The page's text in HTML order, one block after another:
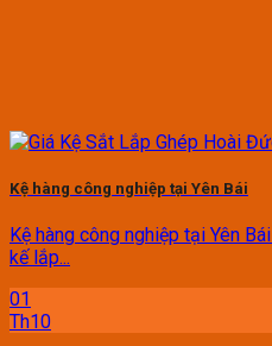
Kệ hàng công nghiệp tại Yên Bái
Kệ hàng công nghiệp tại Yên
kế lắp...
01
Th10